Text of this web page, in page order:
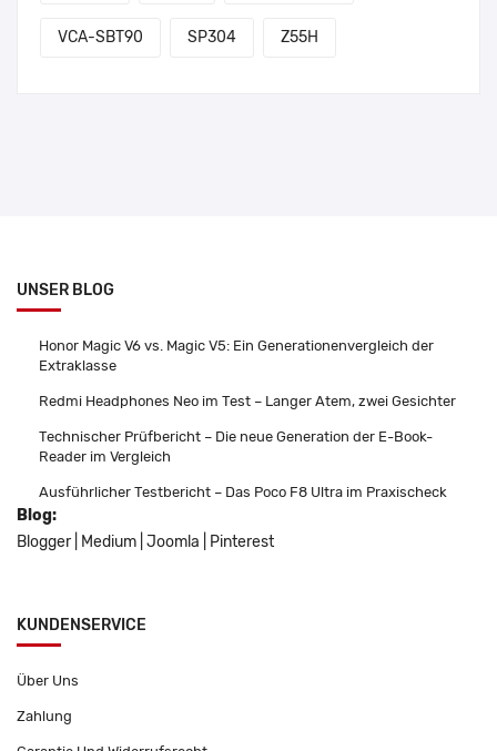
VCA-SBT90 SP304 Z55H
UNSER BLOG
Honor Magic V6 vs. Magic V5: Ein Generationenvergleich der
Extraklasse
Redmi Headphones Neo im Test – Langer Atem, zwei Gesichter
Technischer Prüfbericht – Die neue Generation der E-Book-
Reader im Vergleich
Ausführlicher Testbericht – Das Poco F8 Ultra im Praxischeck
Blog:
Blogger
Medium Joomla Pinterest
KUNDENSERVICE
Über Uns
Zahlung